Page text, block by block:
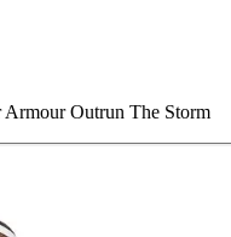
Armour Outrun The Storm